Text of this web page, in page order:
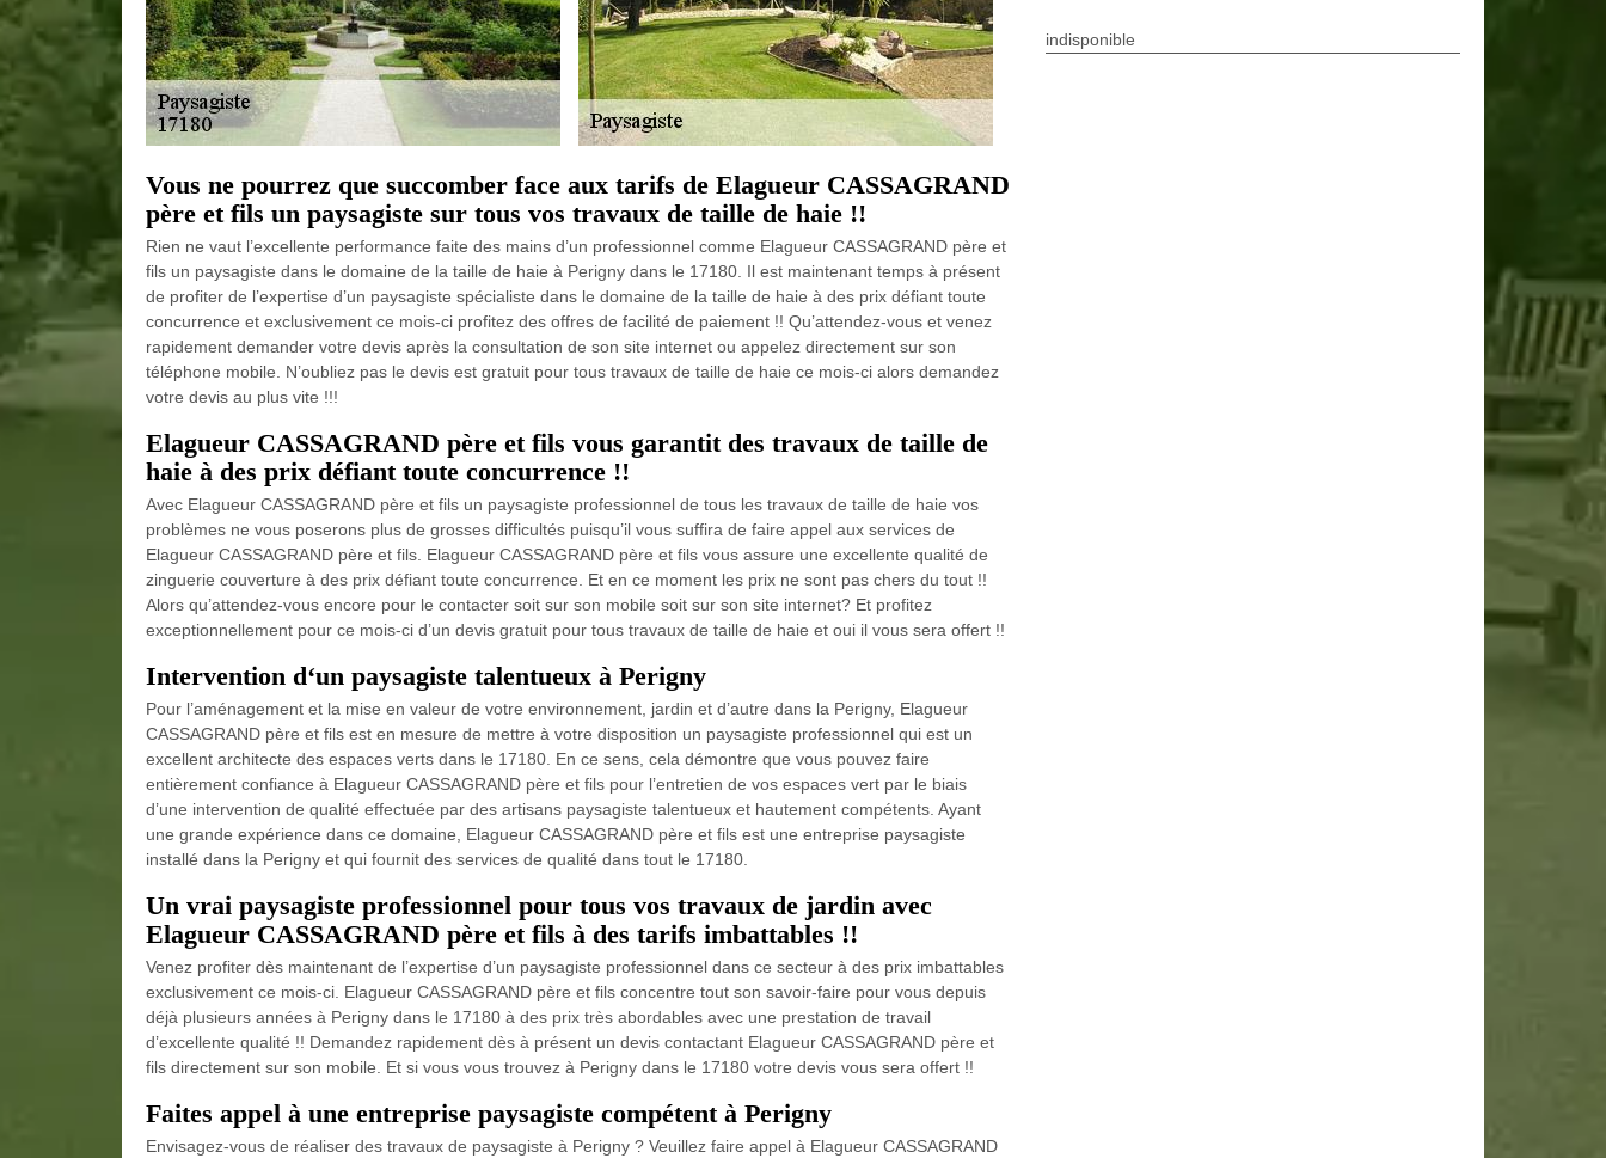
Vous ne pourrez que succomber face aux tarifs de Elagueur CASSAGRAND
père et fils un paysagiste sur tous vos travaux de taille de haie !!
Rien ne vaut l’excellente performance faite des mains d’un professionnel comme Elagueur CASSAGRAND père et
fils un paysagiste dans le domaine de la taille de haie à Perigny dans le 17180. Il est maintenant temps à présent
de profiter de l’expertise d’un paysagiste spécialiste dans le domaine de la taille de haie à des prix défiant toute
concurrence et exclusivement ce mois-ci profitez des offres de facilité de paiement !! Qu’attendez-vous et venez
rapidement demander votre devis après la consultation de son site internet ou appelez directement sur son
téléphone mobile. N’oubliez pas le devis est gratuit pour tous travaux de taille de haie ce mois-ci alors demandez
votre devis au plus vite !!!
Elagueur CASSAGRAND père et fils vous garantit des travaux de taille de
haie à des prix défiant toute concurrence !!
Avec Elagueur CASSAGRAND père et fils un paysagiste professionnel de tous les travaux de taille de haie vos
problèmes ne vous poserons plus de grosses difficultés puisqu’il vous suffira de faire appel aux services de
Elagueur CASSAGRAND père et fils. Elagueur CASSAGRAND père et fils vous assure une excellente qualité de
zinguerie couverture à des prix défiant toute concurrence. Et en ce moment les prix ne sont pas chers du tout !!
Alors qu’attendez-vous encore pour le contacter soit sur son mobile soit sur son site internet? Et profitez
exceptionnellement pour ce mois-ci d’un devis gratuit pour tous travaux de taille de haie et oui il vous sera offert !!
Intervention d‘un paysagiste talentueux à Perigny
Pour l’aménagement et la mise en valeur de votre environnement, jardin et d’autre dans la Perigny, Elagueur
CASSAGRAND père et fils est en mesure de mettre à votre disposition un paysagiste professionnel qui est un
excellent architecte des espaces verts dans le 17180. En ce sens, cela démontre que vous pouvez faire
entièrement confiance à Elagueur CASSAGRAND père et fils pour l’entretien de vos espaces vert par le biais
d’une intervention de qualité effectuée par des artisans paysagiste talentueux et hautement compétents. Ayant
une grande expérience dans ce domaine, Elagueur CASSAGRAND père et fils est une entreprise paysagiste
installé dans la Perigny et qui fournit des services de qualité dans tout le 17180.
Un vrai paysagiste professionnel pour tous vos travaux de jardin avec
Elagueur CASSAGRAND père et fils à des tarifs imbattables !!
Venez profiter dès maintenant de l’expertise d’un paysagiste professionnel dans ce secteur à des prix imbattables
exclusivement ce mois-ci. Elagueur CASSAGRAND père et fils concentre tout son savoir-faire pour vous depuis
déjà plusieurs années à Perigny dans le 17180 à des prix très abordables avec une prestation de travail
d’excellente qualité !! Demandez rapidement dès à présent un devis contactant Elagueur CASSAGRAND père et
fils directement sur son mobile. Et si vous vous trouvez à Perigny dans le 17180 votre devis vous sera offert !!
Faites appel à une entreprise paysagiste compétent à Perigny
Envisagez-vous de réaliser des travaux de paysagiste à Perigny ? Veuillez faire appel à Elagueur CASSAGRAND
indisponible